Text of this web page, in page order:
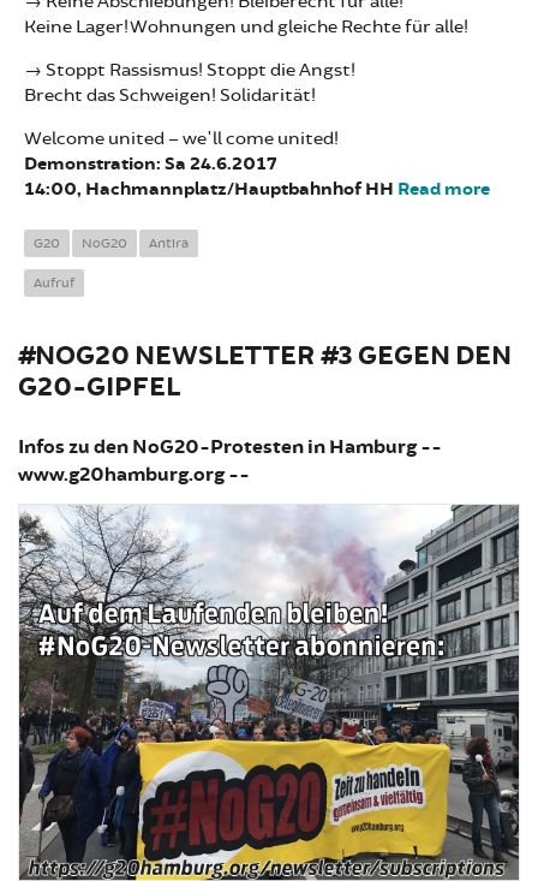
Keine Lager! Wohnungen und gleiche Rechte für alle!
→ Stoppt Rassismus! Stoppt die Angst!
Brecht das Schweigen! Solidarität!
Welcome united – we'll come united!
Demonstration: Sa 24.6.2017
14:00, Hachmannplatz/Hauptbahnhof HH Read more
G20 NoG20 Antira
Aufruf
#NOG20 NEWSLETTER #3 GEGEN DEN
G20-GIPFEL
Infos zu den NoG20-Protesten in Hamburg --
www.g20hamburg.org --